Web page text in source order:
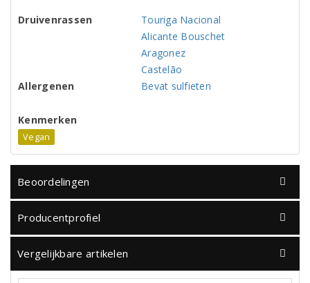
Druivenrassen
Touriga Nacional
Alicante Bouschet
Aragonez
Castelão
Allergenen
Bevat sulfieten
Kenmerken
Vegan
Beoordelingen
Producentprofiel
Vergelijkbare artikelen